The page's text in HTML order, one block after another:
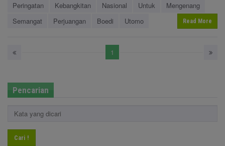
Peringatan Kebangkitan Nasional Untuk
Mengenang
Semangat
Perjuangan Boedi Utomo Read More
1
Pencarian
Cari !